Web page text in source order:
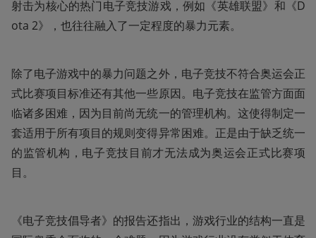
射击为核心的热门电子竞技游戏，例如《英雄联盟》和《D
ota 2》，也往往融入了一定程度的暴力元素。
除了电子游戏中的暴力问题之外，电子竞技不符合奥运会正
式比赛项目标准还有其他一些原因。电子竞技在监管方面面
临诸多困难，因为目前尚无统一的管理机构。这使得制定一
套适用于所有项目的规则变得异常困难。正是由于缺乏统一
的监管机构，电子竞技目前才无法成为奥运会正式比赛项
目。
《电子竞技倡导者》的报告还指出，游戏行业的结构一直是